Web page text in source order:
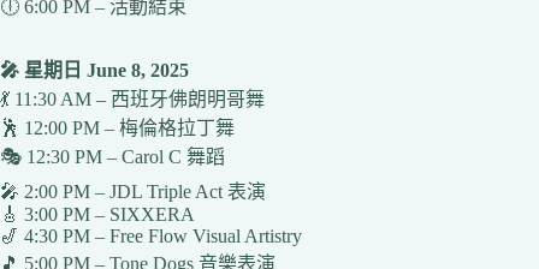
🕕 6:00 PM – 活動結束
🎤 星期日 June 8, 2025
💃 11:30 AM – 西班牙佛朗明哥舞
🕺 12:00 PM – 梅倫格拉丁舞
🎭 12:30 PM – Carol C 舞蹈
🎤 2:00 PM – JDL Triple Act 表演
🎸 3:00 PM – SIXXERA
🎷 4:30 PM – Free Flow Visual Artistry
🎵 5:00 PM – Tone Dogs 音樂表演